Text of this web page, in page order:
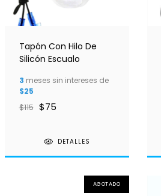
Tapón Con Hilo De
Silicón Escualo
3 meses sin intereses de
$25
$115 $75
DETALLES
AGOTADO